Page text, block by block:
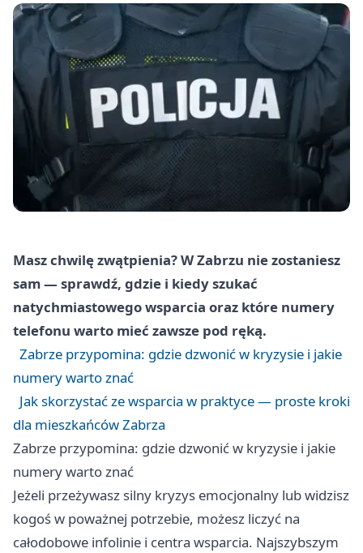
Masz chwilę zwątpienia? W Zabrzu nie zostaniesz
sam — sprawdź, gdzie i kiedy szukać
natychmiastowego wsparcia oraz które numery
telefonu warto mieć zawsze pod ręką.
Zabrze przypomina: gdzie dzwonić w kryzysie i jakie
numery warto znać
Jak skorzystać ze wsparcia w praktyce — proste kroki
dla mieszkańców Zabrza
Zabrze przypomina: gdzie dzwonić w kryzysie i jakie
numery warto znać
Jeżeli przeżywasz silny kryzys emocjonalny lub widzisz
kogoś w poważnej potrzebie, możesz liczyć na
całodobowe infolinie i centra wsparcia. Najszybszym